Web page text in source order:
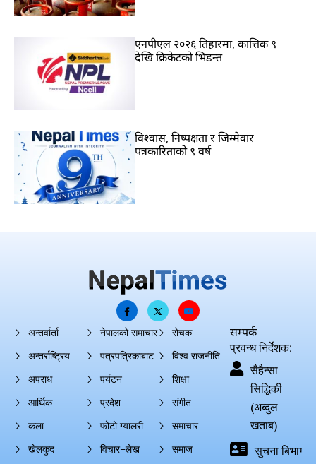
एनपीएल २०२६ तिहारमा, कात्तिक ९
देखि क्रिकेटको भिडन्त
विश्वास, निष्पक्षता र जिम्मेवार
पत्रकारिताको ९ वर्ष
अन्तर्वार्ता
अन्तर्राष्ट्रिय
अपराध
आर्थिक
कला
खेलकुद
नेपालको समाचार
पत्रपत्रिकाबाट
पर्यटन
प्रदेश
फोटो ग्यालरी
विचार–लेख
रोचक
विश्व राजनीति
शिक्षा
संगीत
समाचार
समाज
सम्पर्क
प्रवन्ध निर्देशक:
सैहैन्सा
सिद्धिकी
(अब्दुल
खताब)
सुचना बिभाग